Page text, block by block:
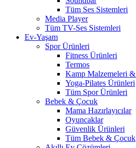
Tüm Ses Sistemleri
Media Player
Tüm TV-Ses Sistemleri
Ev-Yaşam
Spor Ürünleri
Fitness Ürünleri
Termos
Kamp Malzemeleri
Yoga-Pilates Ürünleri
Tüm Spor Ürünleri
Bebek & Çocuk
Mama Hazırlayıcılar
Oyuncaklar
Güvenlik Ürünleri
Tüm Bebek & Çocuk